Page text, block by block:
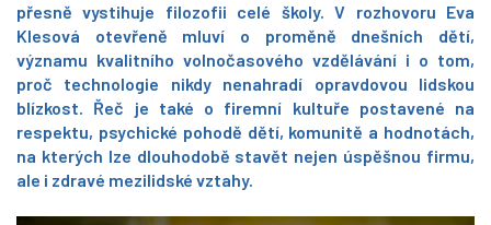
přesně vystihuje filozofii celé školy. V rozhovoru Eva
Klesová otevřeně mluví o proměně dnešních dětí,
významu kvalitního volnočasového vzdělávání i o tom,
proč technologie nikdy nenahradí opravdovou lidskou
blízkost. Řeč je také o firemní kultuře postavené na
respektu, psychické pohodě dětí, komunitě a hodnotách,
na kterých lze dlouhodobě stavět nejen úspěšnou firmu,
ale i zdravé mezilidské vztahy.